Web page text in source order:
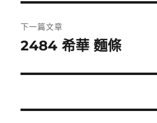
覽
篇
文
章:
下一篇文章
下
篇
章:
2484 希華 麵條